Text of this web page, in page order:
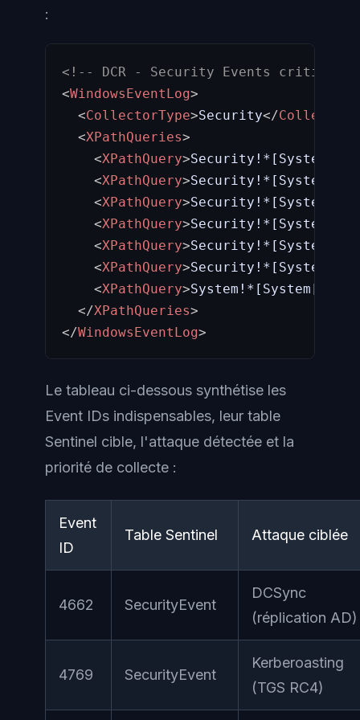
:
<!-- DCR - Security Events critiques
<WindowsEventLog>
<CollectorType>Security</
<XPathQueries>
<XPathQuery>
<XPathQuery>
<XPathQuery>
<XPathQuery>
<XPathQuery>
<XPathQuery>
<XPathQuery>
</XPathQueries>
</WindowsEventLog>
Le tableau ci-dessous synthétise les
Event IDs indispensables, leur table
Sentinel cible, l'attaque détectée et la
priorité de collecte :
Event
ID
Table Sentinel Attaque ciblée
4662 SecurityEvent
DCSync
(réplication AD)
4769 SecurityEvent
Kerberoasting
(TGS RC4)